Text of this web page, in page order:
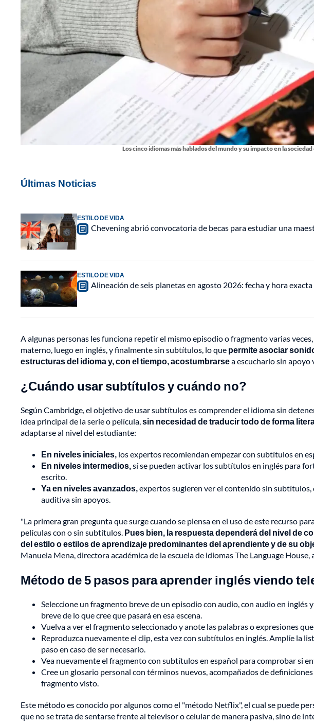
Los cinco idiomas más hablados del mundo y su impacto en la
Últimas Noticias
ESTILO DE VIDA
Chevening abrió convocatoria de becas para estudiar una
ESTILO DE VIDA
Alineación de seis planetas en agosto 2026: fecha y hora
A algunas personas les funciona repetir el mismo episodio o fragmento varias
materno, luego en inglés, y finalmente sin subtítulos, lo que permite asociar
estructuras del idioma y, con el tiempo, acostumbrarsea escucharlo sin apoyo
¿Cuándo usar subtítulos y cuándo no?
Según Cambridge, el objetivo de usar subtítulos es comprender el idioma sin
idea principal de la serie o película,sin necesidad de traducir todo de forma
adaptarse al nivel del estudiante:
En niveles iniciales, los expertos recomiendan empezar con subtítulos en
En niveles intermedios,sí se pueden activar los subtítulos en inglés para
escrito.
Ya en niveles avanzados,expertos sugieren ver el contenido sin
auditiva sin apoyos.
"La primera gran pregunta que surge cuando se piensa en el uso de este recurso
películas con o sin subtítulos. Pues bien, la respuesta dependerá del nivel de
del estilo o estilos de aprendizaje predominantes del aprendiente y de su
Manuela Mena, directora académica de la escuela de idiomas The Language House,
Método de 5 pasos para aprender inglés viendo
Seleccione un fragmento breve de un episodio con audio, con audio en
breve de lo que cree que pasará en esa escena.
Vuelva a ver el fragmento seleccionado y anote las palabras o expresiones
Reproduzca nuevamente el clip, esta vez con subtítulos en inglés. Amplíe la
paso en caso de ser necesario.
Vea nuevamente el fragmento con subtítulos en español para comprobar si
Cree un glosario personal con términos nuevos, acompañados de
fragmento visto.
Este método es conocido por algunos como el "método Netflix", el cual se puede
que no se trata de sentarse frente al televisor o celular de manera pasiva, sino de